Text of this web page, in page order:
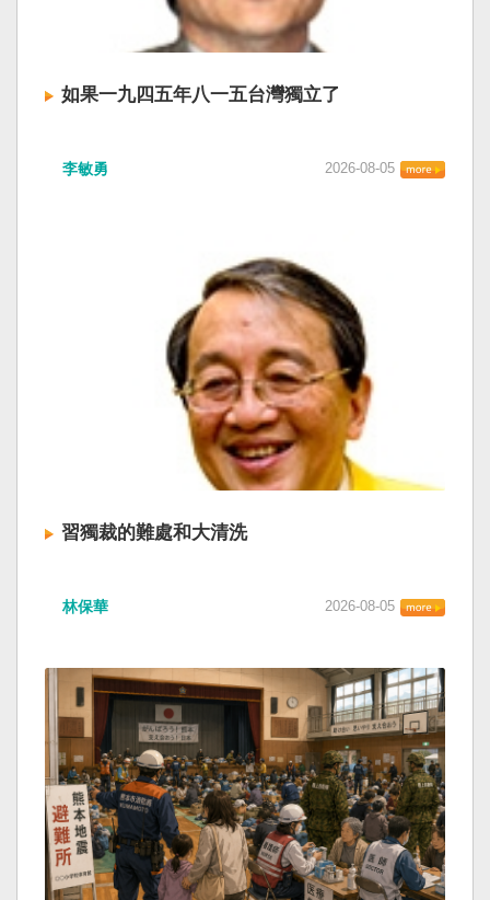
如果一九四五年八一五台灣獨立了
李敏勇 2026-08-05
習獨裁的難處和大清洗
林保華 2026-08-05